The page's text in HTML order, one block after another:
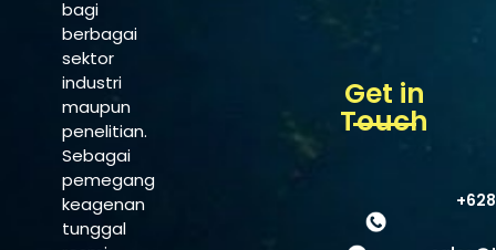
bagi
berbagai
sektor
industri
maupun
penelitian.
Sebagai
pemegang
keagenan
tunggal
Get in
Touch